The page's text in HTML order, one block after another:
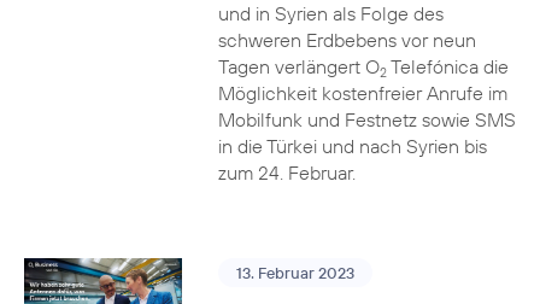
und in Syrien als Folge des
schweren Erdbebens vor neun
Tagen verlängert O2Telefónica die
Möglichkeit kostenfreier Anrufe im
Mobilfunk und Festnetz sowie SMS
in die Türkei und nach Syrien bis
zum 24. Februar.
13. Februar 2023